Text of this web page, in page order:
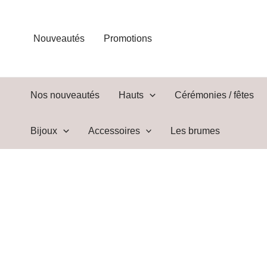
Nouveautés Promotions
Nos nouveautés Hauts Cérémonies / fêtes
Bijoux Accessoires Les brumes